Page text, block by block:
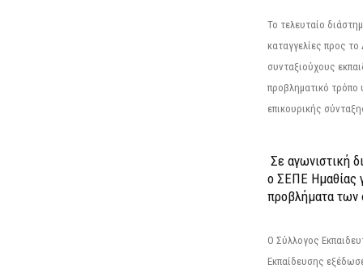
Το τελευταίο
καταγγελίες προς
συνταξιούχους
προβληματικό τρόπο
επικουρικής
Σε αγωνιστική
ο ΣΕΠΕ Ημαθίας
προβλήματα των
Ο Σύλλογος
Εκπαίδευσης